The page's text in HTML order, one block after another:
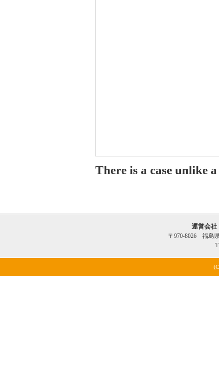
There is a case unlike
運営会
〒970-8026 福島